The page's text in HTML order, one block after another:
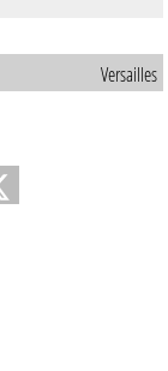
Versailles